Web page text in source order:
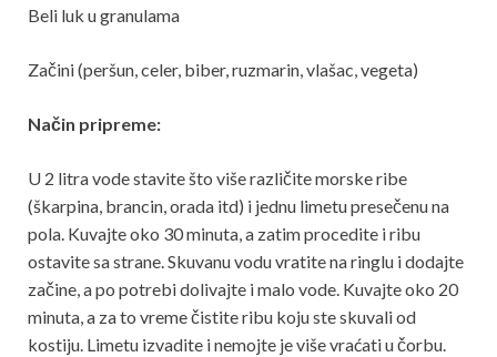
Beli luk u granulama
Začini (peršun, celer, biber, ruzmarin, vlašac, vegeta)
Način pripreme:
U 2 litra vode stavite što više različite morske ribe
(škarpina, brancin, orada itd) i jednu limetu presečenu na
pola. Kuvajte oko 30 minuta, a zatim procedite i ribu
ostavite sa strane. Skuvanu vodu vratite na ringlu i dodajte
začine, a po potrebi dolivajte i malo vode. Kuvajte oko 20
minuta, a za to vreme čistite ribu koju ste skuvali od
kostiju. Limetu izvadite i nemojte je više vraćati u čorbu.